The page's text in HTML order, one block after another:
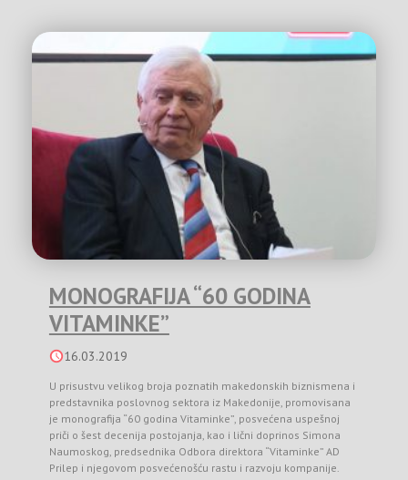
MONOGRAFIJA “60 GODINA
VITAMINKE”
16.03.2019
U prisustvu velikog broja poznatih makedonskih biznismena i
predstavnika poslovnog sektora iz Makedonije, promovisana
je monografija “60 godina Vitaminke”, posvećena uspešnoj
priči o šest decenija postojanja, kao i lični doprinos Simona
Naumoskog, predsednika Odbora direktora “Vitaminke” AD
Prilep i njegovom posvećenošću rastu i razvoju kompanije.